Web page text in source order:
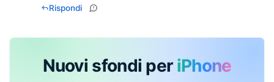
Rispondi
Nuovi sfondi per iPhone